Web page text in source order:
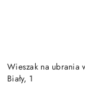
Wieszak na ubrania
Biały, 1